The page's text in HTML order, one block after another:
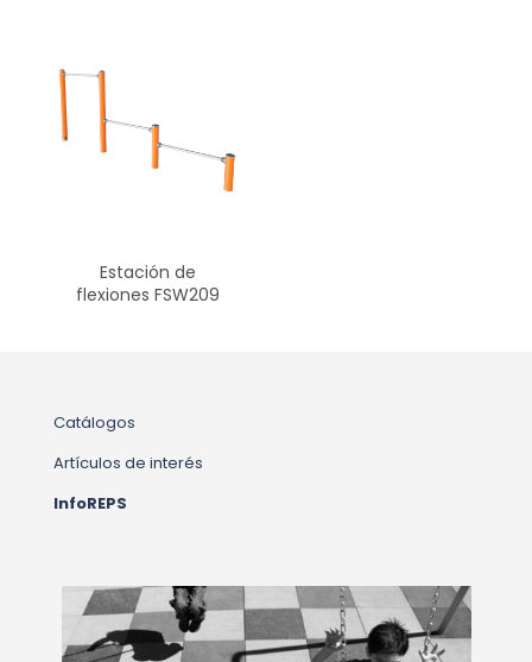
Estación de
flexiones FSW209
Catálogos
Artículos de interés
InfoREPS